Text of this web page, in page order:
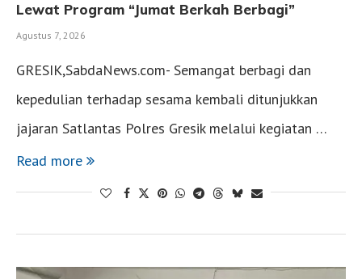
Lewat Program “Jumat Berkah Berbagi”
Agustus 7, 2026
GRESIK,SabdaNews.com- Semangat berbagi dan
kepedulian terhadap sesama kembali ditunjukkan
jajaran Satlantas Polres Gresik melalui kegiatan …
Read more